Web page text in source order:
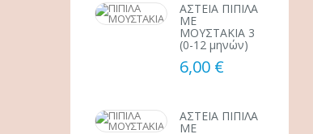
ΑΣΤΕΙΑ ΠΙΠΙΛΑ
ΜΕ
ΜΟΥΣΤΑΚΙΑ 3
(0-12 μηνών)
6,00 €
ΑΣΤΕΙΑ ΠΙΠΙΛΑ
ΜΕ